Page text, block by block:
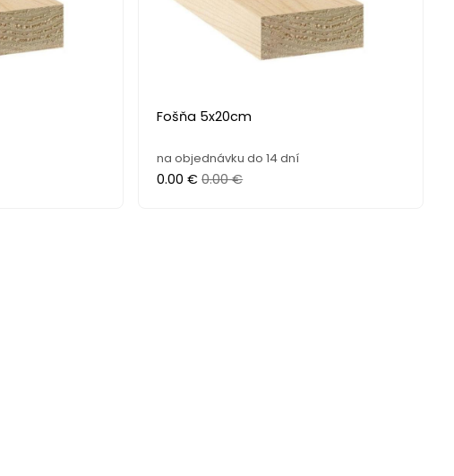
Fošňa 5x20cm
na objednávku do 14 dní
0.00 € 0.00 €